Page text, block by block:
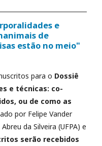
e
de
estão no meio"
para o Dossiê
e técnicas: co-
ou de como as
por Felipe Vander
da Silveira (UFPA) e
serão recebidos